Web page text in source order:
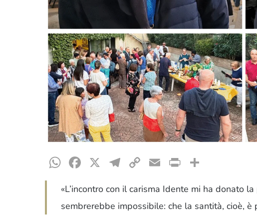
WhatsApp
Facebook
X Telegram
CopyEmailPrint
«L’incontro con il carisma Idente mi ha donato
sembrerebbe impossibile: che la santità, cioè, è